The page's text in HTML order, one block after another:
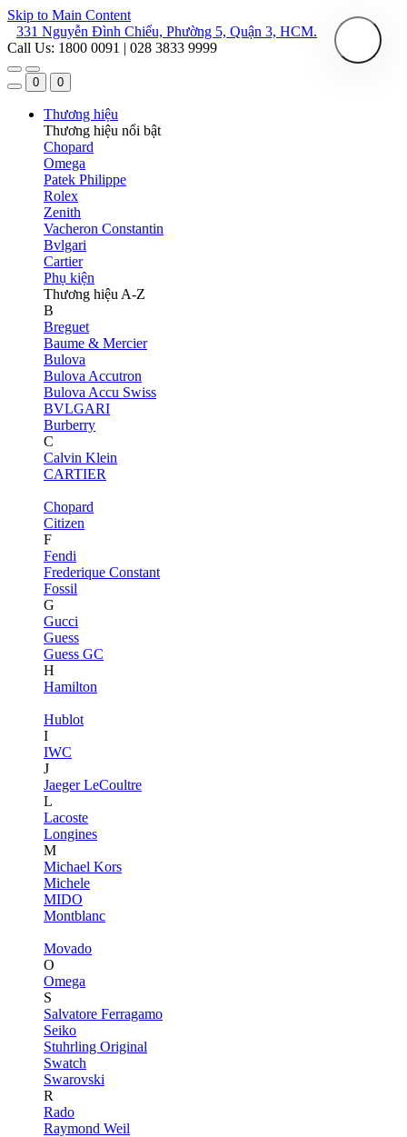
Skip to Main Content
331 Nguyễn Đình Chiểu, Phường 5, Quận 3, HCM.
Call Us: 1800 0091 | 028 3833 9999
0 0
Thương hiệu
Thương hiệu nổi bật
Chopard
Omega
Patek Philippe
Rolex
Zenith
Vacheron Constantin
Bvlgari
Cartier
Phụ kiện
Thương hiệu A-Z
B
Breguet
Baume & Mercier
Bulova
Bulova Accutron
Bulova Accu Swiss
BVLGARI
Burberry
C
Calvin Klein
CARTIER
Chopard
Citizen
F
Fendi
Frederique Constant
Fossil
G
Gucci
Guess
Guess GC
H
Hamilton
Hublot
I
IWC
J
Jaeger LeCoultre
L
Lacoste
Longines
M
Michael Kors
Michele
MIDO
Montblanc
Movado
O
Omega
S
Salvatore Ferragamo
Seiko
Stuhrling Original
Swatch
Swarovski
R
Rado
Raymond Weil